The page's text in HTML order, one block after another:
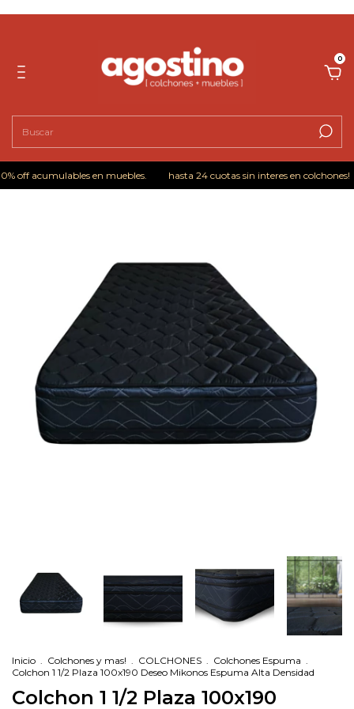
0
off acumulables en muebles. hasta 24 cuotas sin interes en colchones!
Inicio . Colchones y mas! . COLCHONES . Colchones Espuma .
Colchon 1 1/2 Plaza 100x190 Deseo Mikonos Espuma Alta Densidad
Colchon 1 1/2 Plaza 100x190